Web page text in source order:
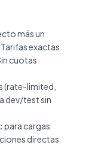
más un
exactas
cuotas
(rate-limited,
dev/test sin
para cargas
directas